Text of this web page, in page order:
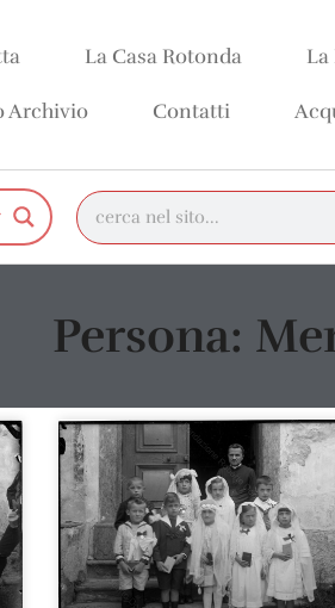
La Casa Rotonda
Archivio Contatti
Persona: